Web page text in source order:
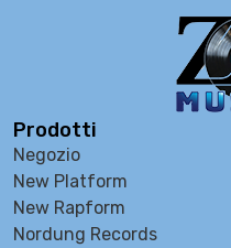
Prodotti
Negozio
New Platform
New Rapform
Nordung Records